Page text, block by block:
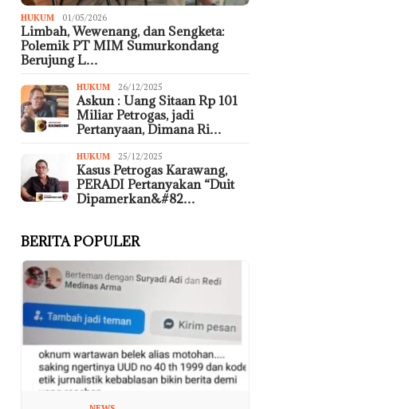
HUKUM 01/05/2026
Limbah, Wewenang, dan Sengketa:
Polemik PT MIM Sumurkondang
Berujung L…
HUKUM 26/12/2025
Askun : Uang Sitaan Rp 101
Miliar Petrogas, jadi
Pertanyaan, Dimana Ri…
HUKUM 25/12/2025
Kasus Petrogas Karawang,
PERADI Pertanyakan “Duit
Dipamerkan&#82…
BERITA POPULER